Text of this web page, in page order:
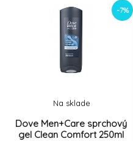
nepříjemných příznaků,
hlavně při nachlazení a
zánětu nosohltanu: Ulevuje
od ucpaného nosu, rýmy,
kýchání a pocitu tlaku v
hlavě.Hypertonická mořská
-7%
Dove Men+Care sprchový
gel Clean Comfort 250ml
Na sklade